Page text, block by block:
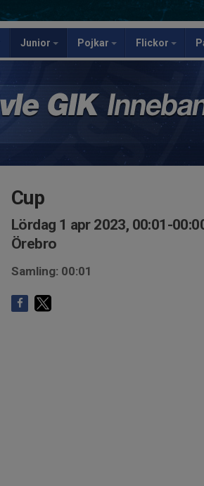
Junior Pojkar Flickor
Cup
Lördag 1 apr 2023, 00:01-
Örebro
Samling: 00:01